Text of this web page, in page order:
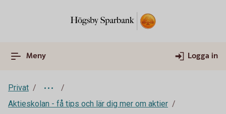
Meny Logga in
Privat
Aktieskolan - få tips och lär dig mer om aktier